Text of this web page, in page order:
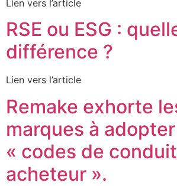
Lien vers l’article
RSE ou ESG :
différence ?
Lien vers l’article
Remake exhorte
marques à
« codes de
acheteur ».